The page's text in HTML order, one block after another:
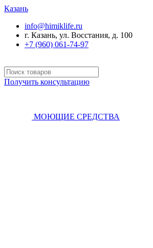
Казань
info@himiklife.ru
г. Казань, ул. Восстания, д. 100
+7 (960) 061-74-97
Получить консультацию
МОЮЩИЕ СРЕДСТВА